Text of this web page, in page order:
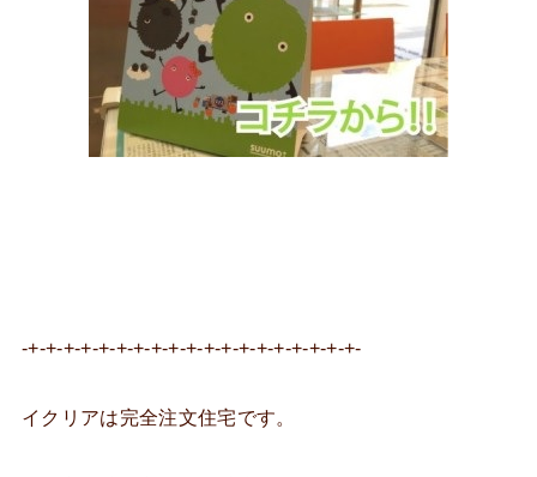
-+-+-+-+-+-+-+-+-+-+-+-+-+-+-+-+-+-+-+-
イクリアは完全注文住宅です。